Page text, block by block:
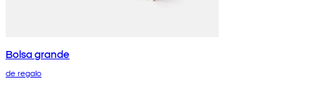
Bolsa grande
de regalo